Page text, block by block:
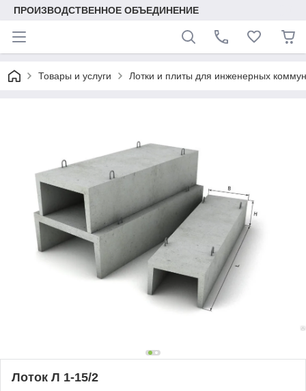
ПРОИЗВОДСТВЕННОЕ ОБЪЕДИНЕНИЕ
Товары и услуги Лотки и плиты для инженерных
Лоток Л 1-15/2